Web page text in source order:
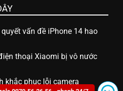
quyết vấn đề iPhone 14 hao
thoại Xiaomi bị vô nước
khắc phục lỗi camera